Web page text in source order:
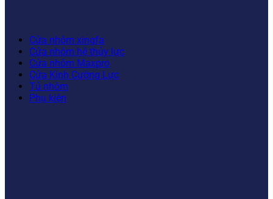
Cửa nhôm xingfa
Cửa nhôm hệ thủy lực
Cửa nhôm Maxpro
Cửa Kính Cường Lực
Tủ nhôm
Phụ kiện